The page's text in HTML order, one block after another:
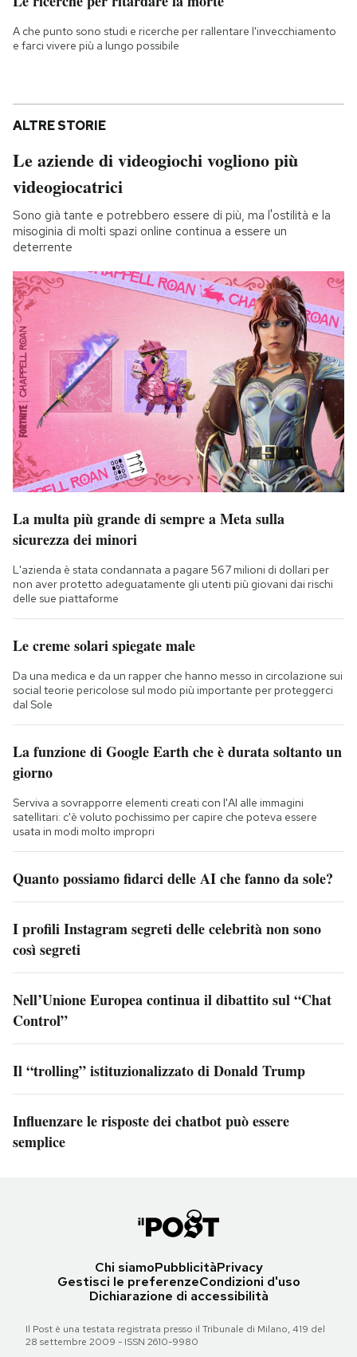
A che punto sono studi e ricerche per rallentare l'invecchiamento
e farci vivere più a lungo possibile
ALTRE STORIE
Le aziende di videogiochi vogliono più
videogiocatrici
Sono già tante e potrebbero essere di più, ma l'ostilità e la
misoginia di molti spazi online continua a essere un
deterrente
La multa più grande di sempre a Meta sulla
sicurezza dei minori
L'azienda è stata condannata a pagare 567 milioni di dollari per
non aver protetto adeguatamente gli utenti più giovani dai rischi
delle sue piattaforme
Le creme solari spiegate male
Da una medica e da un rapper che hanno messo in circolazione sui
social teorie pericolose sul modo più importante per proteggerci
dal Sole
La funzione di Google Earth che è durata soltanto un
giorno
Serviva a sovrapporre elementi creati con l'AI alle immagini
satellitari: c'è voluto pochissimo per capire che poteva essere
usata in modi molto impropri
Quanto possiamo fidarci delle AI che fanno da sole?
I profili Instagram segreti delle celebrità non sono
così segreti
Nell’Unione Europea continua il dibattito sul “Chat
Control”
Il “trolling” istituzionalizzato di Donald Trump
Influenzare le risposte dei chatbot può essere
semplice
Chi siamoPubblicitàPrivacy
Gestisci le preferenzeCondizioni d'uso
Dichiarazione di accessibilità
Il Post è una testata registrata presso il Tribunale di Milano, 419 del
28 settembre 2009 - ISSN 2610-9980